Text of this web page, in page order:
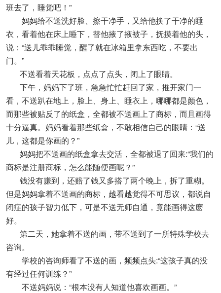
班去了，睡觉吧！”
妈妈给不送洗好脸、擦干净手，又给他换了干净的睡
衣，看着他在床上睡下，替他掖了掖被子，抚摸着他的头，
说：“送儿乖乖睡觉，醒了就在冰箱里拿东西吃，不要出
门。”
不送看着天花板，点点了点头，闭上了眼睛。
下午，妈妈下了班，急急忙忙赶回了家，推开家门一
看，不送趴在地上，脸上、身上、睡衣上，哪哪都是颜色，
而那些被贴反了的纸盒，全都被不送画上了商标，而且画得
十分逼真。妈妈看着那些纸盒，不敢相信自己的眼睛：“送
儿，这都是你画的？”
妈妈把不送画的纸盒拿去交活，全都被退了回来:“我们的
商标是注册商标，怎么能随便画呢？”
钱没有赚到，还赔了钱又多搭了两个晚上，拆了重糊。
但是妈妈拿着不送画的商标，越看越觉得不可思议，都说自
闭症的孩子智力低下，可是不送无师自通，竟能画得这麽
好。
第二天，她拿着不送的画，带不送到了一所特殊学校去
咨询。
学校的咨询师看了不送的画，频频点头:“这孩子真的没
有经过任何训练？”
不送妈妈说：“根本没有人知道他喜欢画画。”